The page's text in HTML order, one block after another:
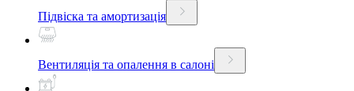
Підвіска та амортизація
Вентиляція та опалення в салоні